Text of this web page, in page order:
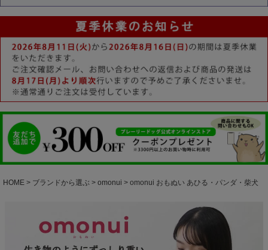
HOME ブランドから選ぶ omonui omonui おもぬい あひる・パンダ・柴犬